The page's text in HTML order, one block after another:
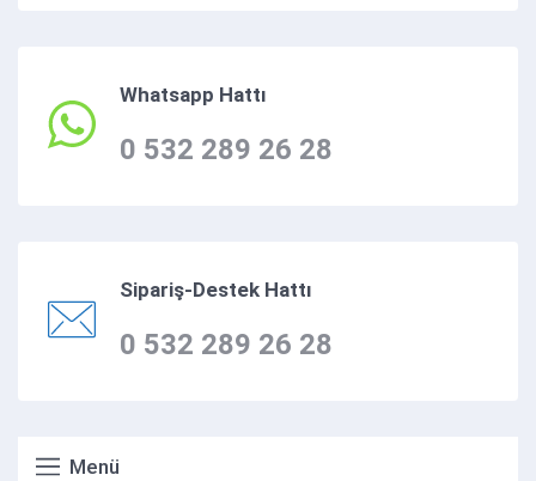
Whatsapp Hattı
0 532 289 26 28
Sipariş-Destek Hattı
0 532 289 26 28
Menü